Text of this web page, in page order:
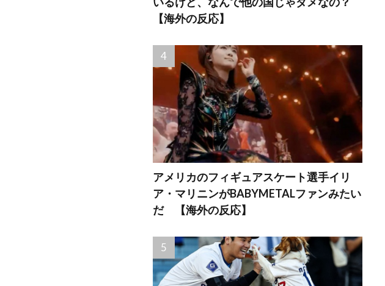
【海外の反応】
アメリカのフィギュアスケート選手イリ
ア・マリニンがBABYMETALファンみたい
だ 【海外の反応】